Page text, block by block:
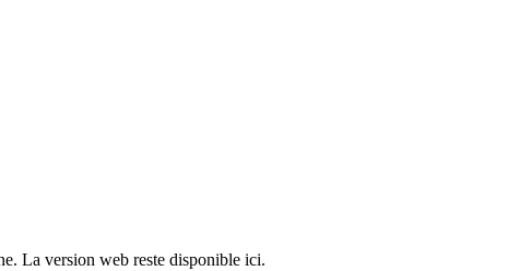
La version web reste disponible ici.